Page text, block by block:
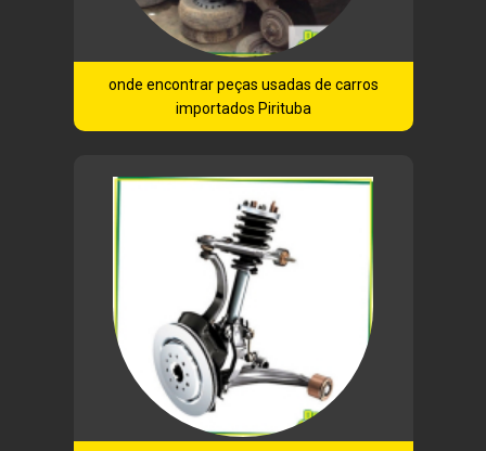
onde encontrar peças usadas de carros
importados Pirituba